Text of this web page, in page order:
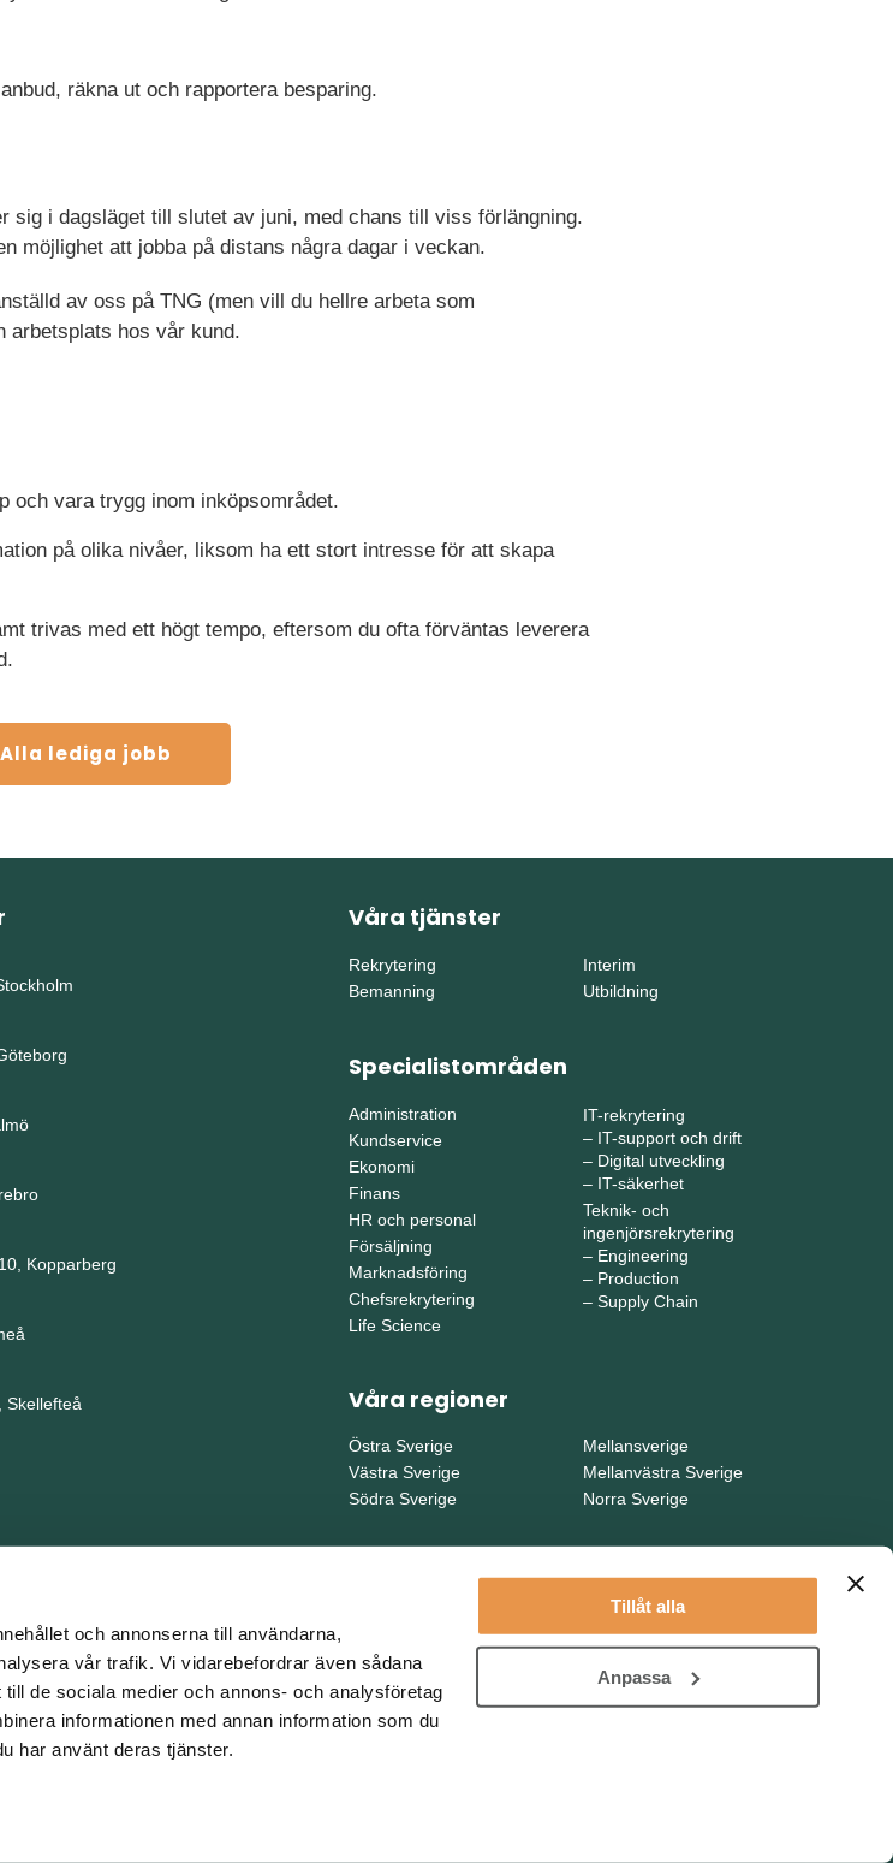
och annonserna till användarna,
vår trafik. Vi vidarebefordrar även sådana
de sociala medier och annons- och analysföretag
informationen med annan information som du
har använt deras tjänster.
Tillåt alla
Anpassa
räkna ut och rapportera besparing.
sig i dagsläget till slutet av juni, med chans till viss förlängning.
möjlighet att jobba på distans några dagar i veckan.
av oss på TNG (men vill du hellre arbeta som
arbetsplats hos vår kund.
och vara trygg inom inköpsområdet.
på olika nivåer, liksom ha ett stort intresse för att skapa
trivas med ett högt tempo, eftersom du ofta förväntas leverera
Alla lediga jobb
Kopparberg
Skellefteå
Våra tjänster
Rekrytering
Bemanning
Interim
Utbildning
Specialistområden
Administration
Kundservice
Ekonomi
Finans
HR och personal
Försäljning
Marknadsföring
Chefsrekrytering
Life Science
IT-rekrytering
– IT-support och drift
– Digital utveckling
– IT-säkerhet
Teknik- och
ingenjörsrekrytering
– Engineering
– Production
– Supply Chain
Våra regioner
Östra Sverige
Västra Sverige
Södra Sverige
Mellansverige
Mellanvästra Sverige
Norra Sverige
Key People Group